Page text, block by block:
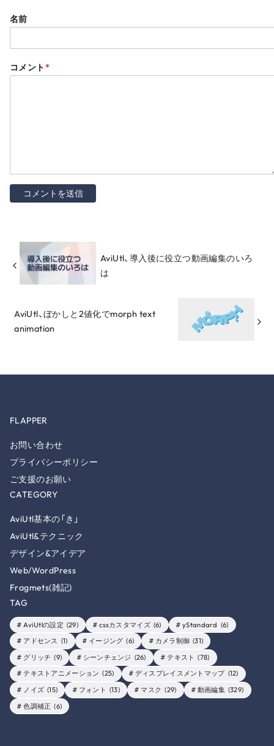
名前
コメント*
AviUtl、導入後に役立つ動画編集のいろ
は
AviUtl、ぼかしと2値化でmorph text
animation
FLAPPER
お問い合わせ
プライバシーポリシー
ご支援のお願い
CATEGORY
AviUtl基本の「き」
AviUtl&テクニック
デザイン&アイデア
Web/WordPress
Fragmets(雑記)
TAG
AviUtlの設定 (29) cssカスタマイズ (6) yStandard (6)
アドセンス (1) イージング (6) カメラ制御 (31)
グリッチ (9) シーンチェンジ (26) テキスト (78)
テキストアニメーション (25) ディスプレイスメントマップ (12)
ノイズ (15) フォント (13) マスク (29) 動画編集 (329)
色調補正 (6)